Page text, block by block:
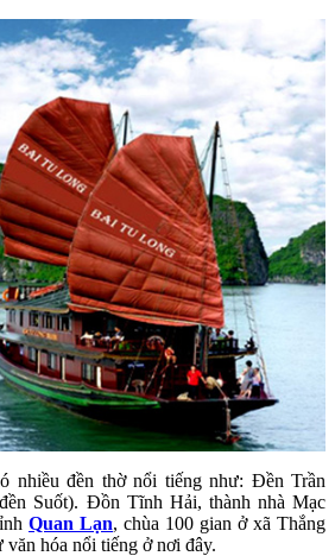
nhiều đền thờ nổi tiếng như: Đền Trần
Suốt). Đồn Tĩnh Hải, thành nhà Mạc
Quan Lạn, chùa 100 gian ở xã Thắng
hóa nổi tiếng ở nơi đây.